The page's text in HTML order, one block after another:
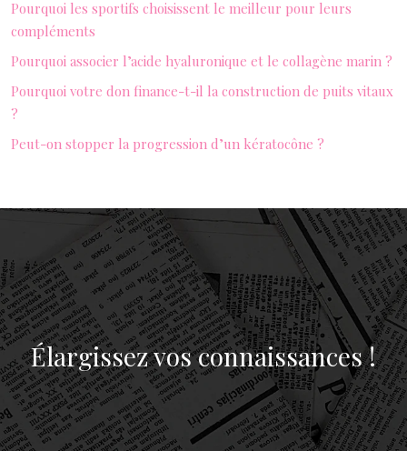
Pourquoi les sportifs choisissent le meilleur pour leurs
compléments
Pourquoi associer l’acide hyaluronique et le collagène marin ?
Pourquoi votre don finance-t-il la construction de puits vitaux
?
Peut-on stopper la progression d’un kératocône ?
Élargissez vos connaissances !